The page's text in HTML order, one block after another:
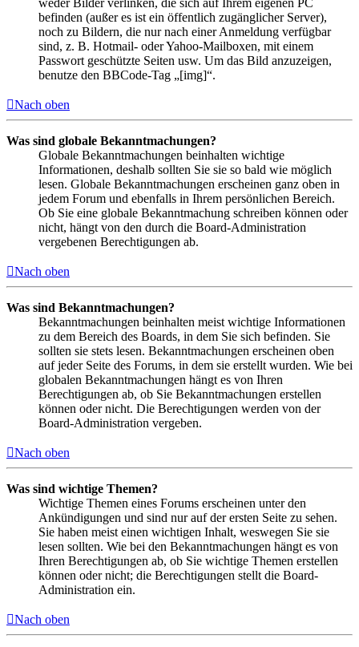
befinden (außer es ist ein öffentlich zugänglicher Server),
noch zu Bildern, die nur nach einer Anmeldung verfügbar
sind, z. B. Hotmail- oder Yahoo-Mailboxen, mit einem
Passwort geschützte Seiten usw. Um das Bild anzuzeigen,
benutze den BBCode-Tag „[img]“.
Nach oben
Was sind globale Bekanntmachungen?
Globale Bekanntmachungen beinhalten wichtige
Informationen, deshalb sollten Sie sie so bald wie möglich
lesen. Globale Bekanntmachungen erscheinen ganz oben in
jedem Forum und ebenfalls in Ihrem persönlichen Bereich.
Ob Sie eine globale Bekanntmachung schreiben können oder
nicht, hängt von den durch die Board-Administration
vergebenen Berechtigungen ab.
Nach oben
Was sind Bekanntmachungen?
Bekanntmachungen beinhalten meist wichtige Informationen
zu dem Bereich des Boards, in dem Sie sich befinden. Sie
sollten sie stets lesen. Bekanntmachungen erscheinen oben
auf jeder Seite des Forums, in dem sie erstellt wurden. Wie bei
globalen Bekanntmachungen hängt es von Ihren
Berechtigungen ab, ob Sie Bekanntmachungen erstellen
können oder nicht. Die Berechtigungen werden von der
Board-Administration vergeben.
Nach oben
Was sind wichtige Themen?
Wichtige Themen eines Forums erscheinen unter den
Ankündigungen und sind nur auf der ersten Seite zu sehen.
Sie haben meist einen wichtigen Inhalt, weswegen Sie sie
lesen sollten. Wie bei den Bekanntmachungen hängt es von
Ihren Berechtigungen ab, ob Sie wichtige Themen erstellen
können oder nicht; die Berechtigungen stellt die Board-
Administration ein.
Nach oben